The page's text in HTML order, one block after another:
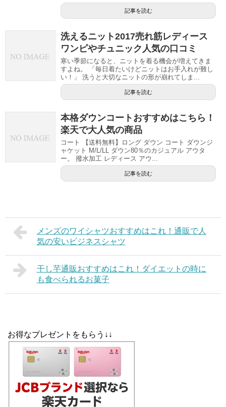
記事を読む
洗えるニット2017売れ筋レディース
ワンピやチュニック人気の口コミ
寒い季節になると、ニットを着る機会が増えてきま
すよね。 「毎日着たいけどニットはお手入れが難し
い！」 洗うと大切なニットの形が崩れてしま...
記事を読む
本格ダウンコートおすすめはこちら！
楽天で大人気の商品
コート 【送料無料】ロング ダウン コート ダウンジ
ャケット M/L/LL ダウン80％のカジュアル アウタ
ー。 撥水加工 レディース アウ...
記事を読む
メンズのワイシャツおすすめはこれ！通販で人
気の安いビジネスシャツ
干し芋通販おすすめはこれ！ダイエットの時に
も食べられるお菓子
お得なプレゼントをもらう↓↓